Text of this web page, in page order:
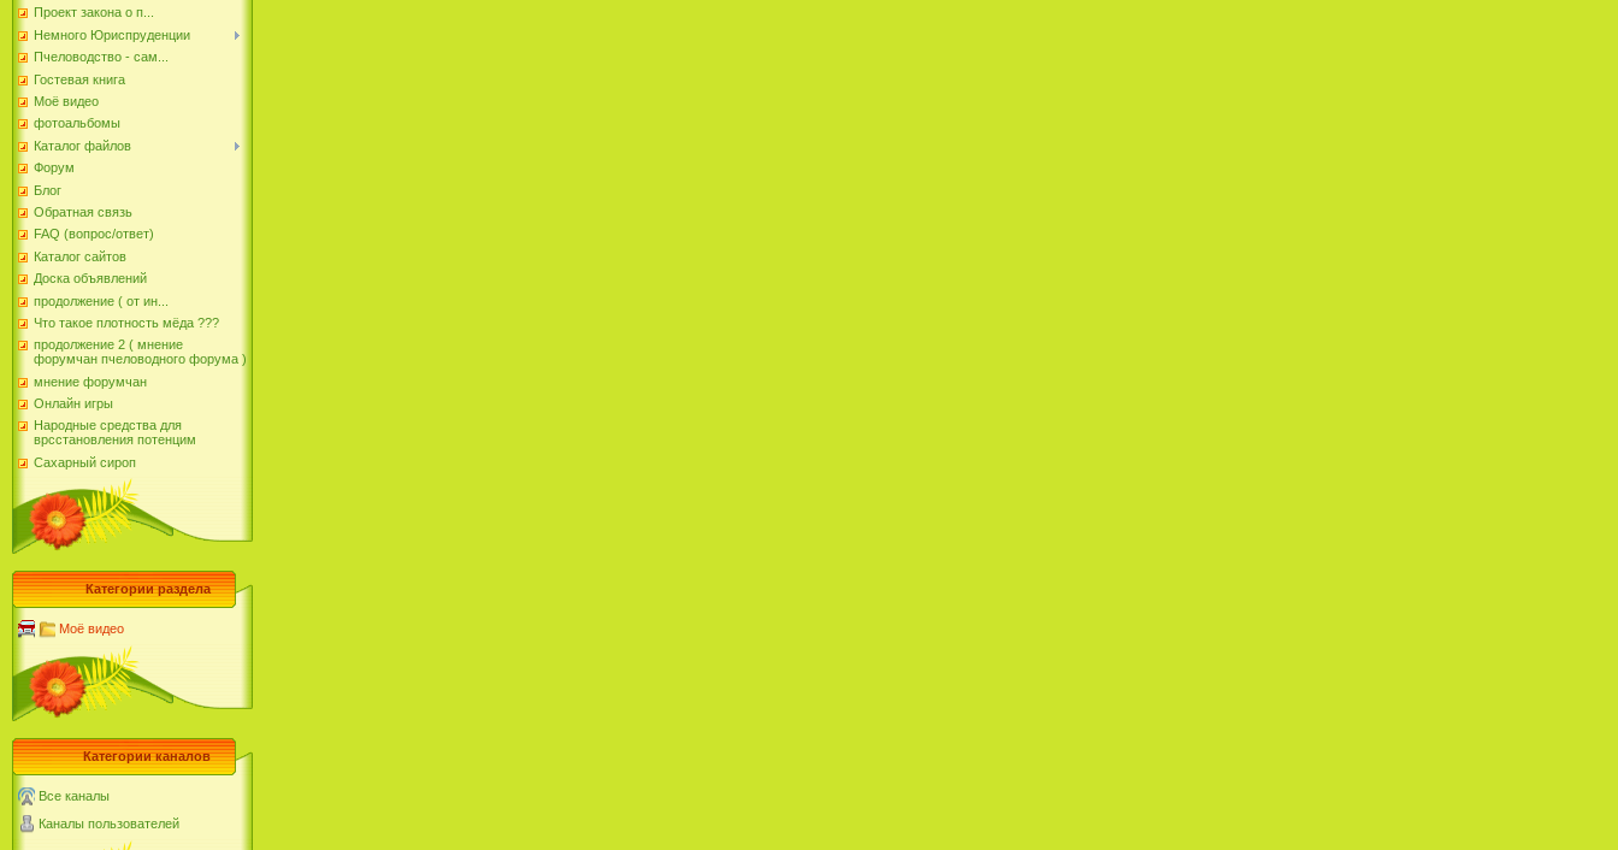
Проект закона о п...
Немного Юриспруденции
Пчеловодство - сам...
Гостевая книга
Моё видео
фотоальбомы
Каталог файлов
Форум
Блог
Обратная связь
FAQ (вопрос/ответ)
Каталог сайтов
Доска объявлений
продолжение ( от ин...
Что такое плотность мёда ???
продолжение 2 ( мнение
форумчан пчеловодного форума )
мнение форумчан
Онлайн игры
Народные средства для
врсстановления потенцим
Сахарный сироп
Категории раздела
Моё видео
Категории каналов
Все каналы
Каналы пользователей